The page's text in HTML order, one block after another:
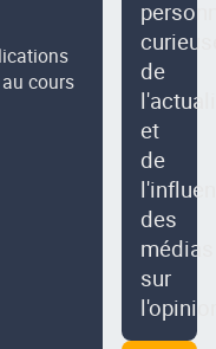
cours
de
et
de
des
médias
sur